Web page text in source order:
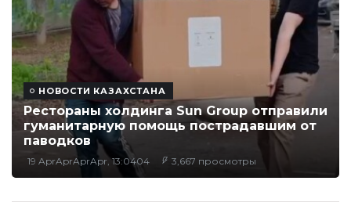
НОВОСТИ КАЗАХСТАНА
Рестораны холдинга Sun Group отправили
гуманитарную помощь пострадавшим от
паводков
19 AprAprAprApr, 13:0404 3,667 просмотры